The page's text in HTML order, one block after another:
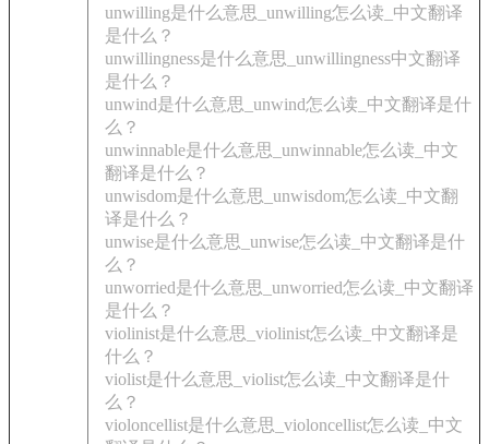
unwilling是什么意思_unwilling怎么读_中文翻译
是什么？
unwillingness是什么意思_unwillingness中文翻译
是什么？
unwind是什么意思_unwind怎么读_中文翻译是什
么？
unwinnable是什么意思_unwinnable怎么读_中文
翻译是什么？
unwisdom是什么意思_unwisdom怎么读_中文翻
译是什么？
unwise是什么意思_unwise怎么读_中文翻译是什
么？
unworried是什么意思_unworried怎么读_中文翻译
是什么？
violinist是什么意思_violinist怎么读_中文翻译是
什么？
violist是什么意思_violist怎么读_中文翻译是什
么？
violoncellist是什么意思_violoncellist怎么读_中文